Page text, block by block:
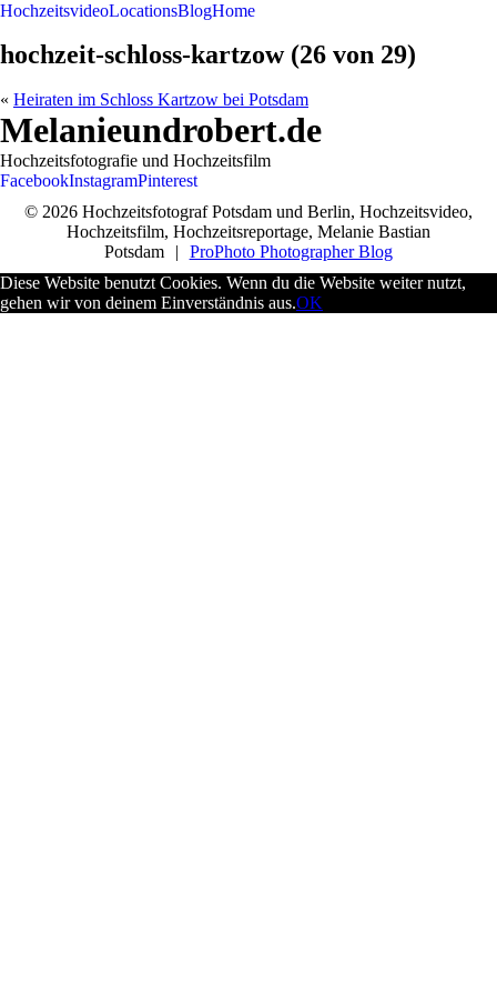
HochzeitsvideoLocationsBlogHome
hochzeit-schloss-kartzow (26 von 29)
« Heiraten im Schloss Kartzow bei Potsdam
Melanieundrobert.de
Hochzeitsfotografie und Hochzeitsfilm
FacebookInstagramPinterest
© 2026 Hochzeitsfotograf Potsdam und Berlin, Hochzeitsvideo,
Hochzeitsfilm, Hochzeitsreportage, Melanie Bastian
Potsdam
|
ProPhoto Photographer Blog
Diese Website benutzt Cookies. Wenn du die Website weiter nutzt,
gehen wir von deinem Einverständnis aus.OK